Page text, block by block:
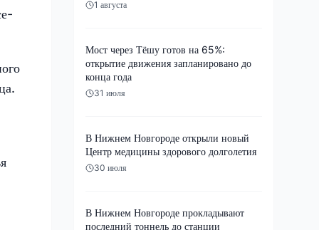
1 августа
Мост через Тёшу готов на 65%:
открытие движения запланировано до
конца года
31 июля
В Нижнем Новгороде открыли новый
Центр медицины здорового долголетия
30 июля
В Нижнем Новгороде прокладывают
последний тоннель до станции